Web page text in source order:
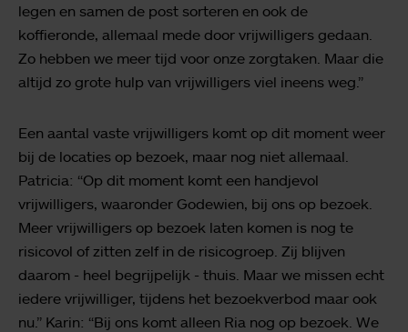
legen en samen de post sorteren en ook de
koffieronde, allemaal mede door vrijwilligers gedaan.
Zo hebben we meer tijd voor onze zorgtaken. Maar die
altijd zo grote hulp van vrijwilligers viel ineens weg.”
Een aantal vaste vrijwilligers komt op dit moment weer
bij de locaties op bezoek, maar nog niet allemaal.
Patricia: “Op dit moment komt een handjevol
vrijwilligers, waaronder Godewien, bij ons op bezoek.
Meer vrijwilligers op bezoek laten komen is nog te
risicovol of zitten zelf in de risicogroep. Zij blijven
daarom - heel begrijpelijk - thuis. Maar we missen echt
iedere vrijwilliger, tijdens het bezoekverbod maar ook
nu.” Karin: “Bij ons komt alleen Ria nog op bezoek. We